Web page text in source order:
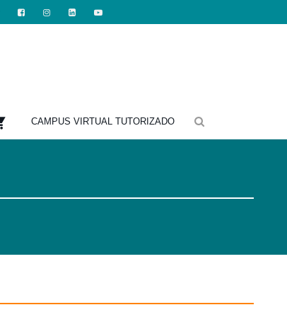
CAMPUS VIRTUAL TUTORIZADO